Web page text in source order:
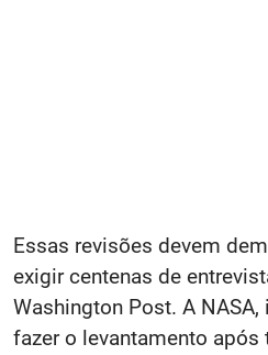
Essas revisões devem
exigir centenas de
Washington Post. A
fazer o levantamento após